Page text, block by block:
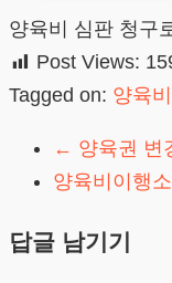
양육비 심판 청구
Post Views:
Tagged on: 양육
← 양육권 변
양육비이행
답글 남기기